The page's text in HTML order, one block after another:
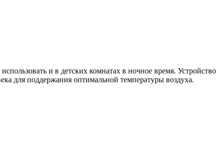
и в детских комнатах в ночное время. Устройство
для поддержания оптимальной температуры воздуха.